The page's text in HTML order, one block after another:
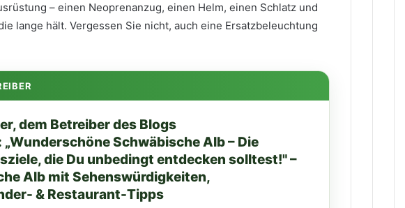
– einen Neoprenanzug, einen Helm, einen Schlatz und
lange hält. Vergessen Sie nicht, auch eine Ersatzbeleuchtung
dem Betreiber des Blogs
Schwäbische Alb – Die
die Du unbedingt entdecken solltest!" –
Alb mit Sehenswürdigkeiten,
& Restaurant-Tipps